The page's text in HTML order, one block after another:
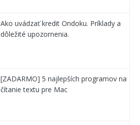
Ako uvádzať kredit Ondoku. Príklady a
dôležité upozornenia.
[ZADARMO] 5 najlepších programov na
čítanie textu pre Mac